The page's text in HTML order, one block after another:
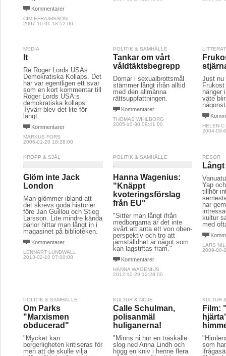
Kommentarer
CIM EFRAIMSSON
2007-10-01 18:52:00
MEDIA
It
Re Roger Lords USAs
Demokratiska Kollaps. Det
här var egentligen ett svar
som en kort kommentar till
Roger Lords USA:s
demokratiska kollaps.
Tyvärr blev det lite för
långt.
Kommentarer
MARKUS FORS
2006-01-20 18:28:00
POLITIK & SAMHÄLLE
Tankar om vårt
våldtäktsbegrepp
Domar i sexualbrottsmål
stämmer långt ifrån alltid
med den allmänna
rättsuppfattningen.
Kommentarer
THOMAS WIHLBORG
2005-10-30 09:41:00
Just nu
hänger
väte
HELEN
2004-09-
KROPP & SJÄL
Glöm inte Jack
London
Man glömmer ibland att
det skrevs goda historier
före Jan Guillou och Stieg
Larsson. Lite mindre kända
pärlor hittar man långt in i
magasinet på biblioteken.
Kommentarer
LENNART LUNDWALL
2013-02-10 07:00:00
POLITIK & SAMHÄLLE
Hanna Wagenius:
"Knäppt
kvoteringsförslag
från EU"
"Sitter man långt ifrån
medborgarna är det inte
svårt att anta ett von oben-
perspektiv och tro att
jämställdhet är något som
kan lagstiftas fram."
Kommentarer
HANNA WAGENIUS
2012-10-29 12:28:00
RESOR
Yap
tillhör
har
kultur
med
LARS
2009-08-
POLITIK & SAMHÄLLE
Om Parks
"Marxismen
obducerad"
"Mycket kan
borgerligheten kritiseras för
men att de skulle vilja
KULTUR & NÖJE
Calle Schulman,
polisanmäl
huliganerna!
"Minns ni hur en träskalle
slog ned Anna Lindh och
högg en kniv i henne flera
KULTUR
Film:
som